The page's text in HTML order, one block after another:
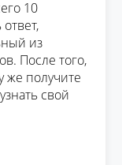
10
из
После того,
же получите
свой